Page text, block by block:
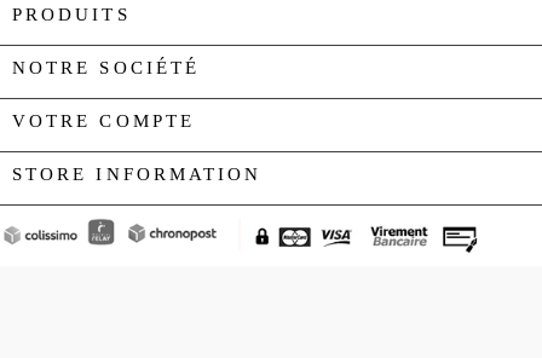
PRODUITS
NOTRE SOCIÉTÉ
VOTRE COMPTE
STORE INFORMATION